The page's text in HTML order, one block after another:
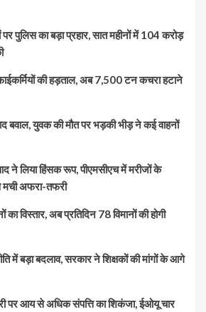
पर पुलिस का बड़ा प्रहार, सात महीनों में 104 करोड़
की हड़ताल, अब 7,500 टन कचरा हटाने
बवाल, युवक की मौत पर भड़की भीड़ ने कई वाहनों
ने लिया हिंसक रूप, पीएमसीएच में मरीजों के
मची अफरा-तफरी
विस्तार, अब प्रतिदिन 78 विमानों की होगी
में बड़ा बदलाव, सरकार ने शिक्षकों की मांगों के आगे
पर आय से अधिक संपत्ति का शिकंजा, ईओयू चार